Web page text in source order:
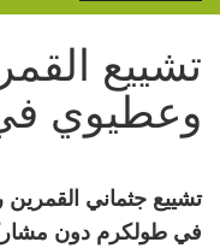
تشييع
وعطيوي
تشييع جثماني
في طولكرم دون